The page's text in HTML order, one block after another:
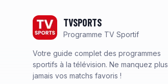
TVSPORTS
Programme TV Sportif
Votre guide complet des programmes
sportifs à la télévision. Ne manquez plus
jamais vos matchs favoris !